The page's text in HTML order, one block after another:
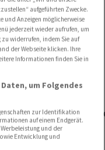
Streit um die
aufgeführten Zwecke.
und Anzeigen möglicherweise
jederzeit wieder aufrufen, um
widerrufen, indem Sie auf
der Webseite klicken. Ihre
Informationen finden Sie in
um Folgendes
zur Identifikation
auf einem Endgerät.
und der
Entwicklung und